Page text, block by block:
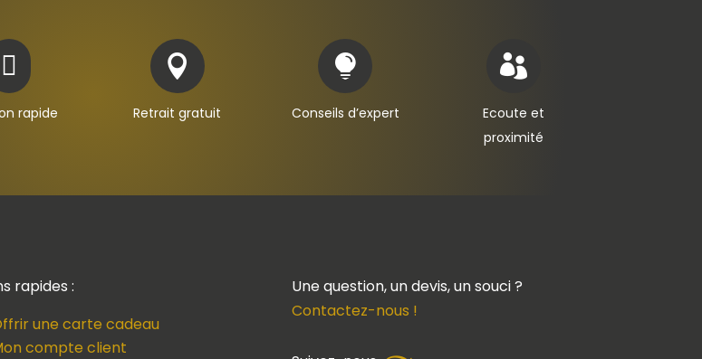

rapide

Retrait gratuit

Conseils d’expert

Ecoute et
proximité
rapides :
une carte cadeau
compte client
Une question, un devis, un souci ?
Contactez-nous !